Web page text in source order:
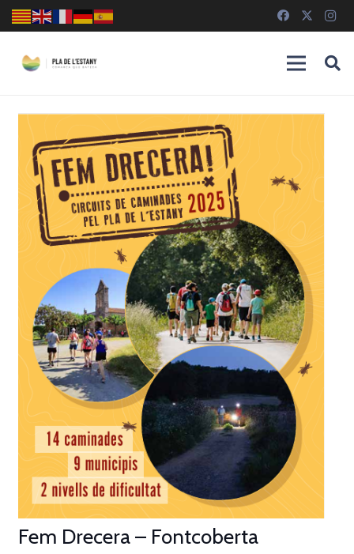
Fem Drecera – Fontcoberta